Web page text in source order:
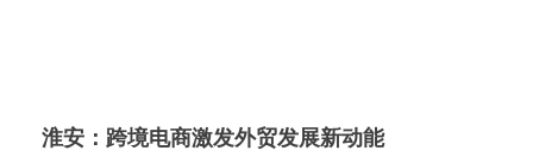
淮安：跨境电商激发外贸发展新动能